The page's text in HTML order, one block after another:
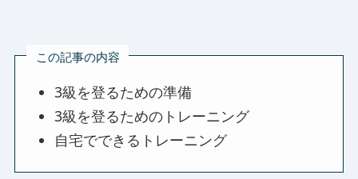
この記事の内容
3級を登るための準備
3級を登るためのトレーニング
自宅でできるトレーニング